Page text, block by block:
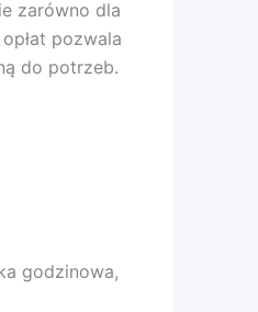
zarówno dla
pozwala
do potrzeb.
godzinowa,